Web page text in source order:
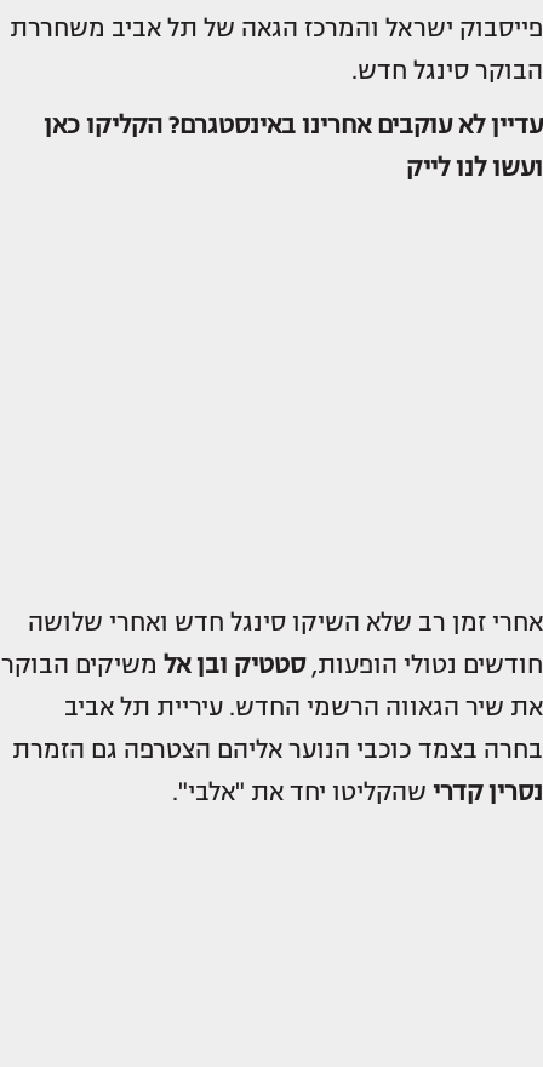
פייסבוק ישראל והמרכז הגאה של תל אביב משחררת
הבוקר סינגל חדש.
עדיין לא עוקבים אחרינו באינסטגרם? הקליקו כאן
ועשו לנו לייק
אחרי זמן רב שלא השיקו סינגל חדש ואחרי שלושה
חודשים נטולי הופעות,סטטיק ובן אל משיקים הבוקר
את שיר הגאווה הרשמי החדש. עיריית תל אביב
בחרה בצמד כוכבי הנוער אליהם הצטרפה גם הזמרת
נסרין קדרי שהקליטו יחד את "אלבי".